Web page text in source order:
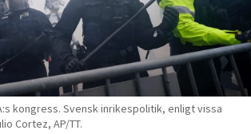
kongress. Svensk inrikespolitik, enligt vissa
Cortez, AP/TT.